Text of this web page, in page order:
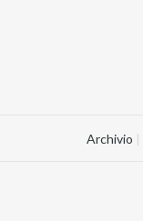
Archivio |